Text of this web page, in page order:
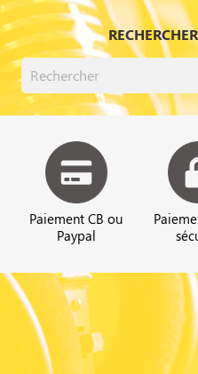
Paiement CB ou
Paypal